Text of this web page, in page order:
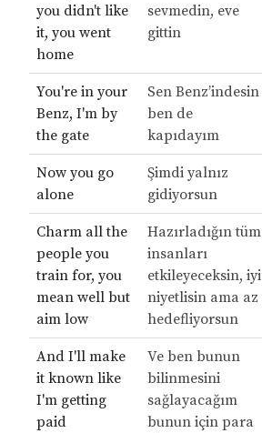
you didn't like
it, you went
home
sevmedin, eve
gittin
You're in your
Benz, I'm by
the gate
Sen Benz’indesin
ben de
kapıdayım
Now you go
alone
Şimdi yalnız
gidiyorsun
Charm all the
people you
train for, you
mean well but
aim low
Hazırladığın tüm
insanları
etkileyeceksin, iyi
niyetlisin ama az
hedefliyorsun
And I'll make
it known like
I'm getting
paid
Ve ben bunun
bilinmesini
sağlayacağım
bunun için para